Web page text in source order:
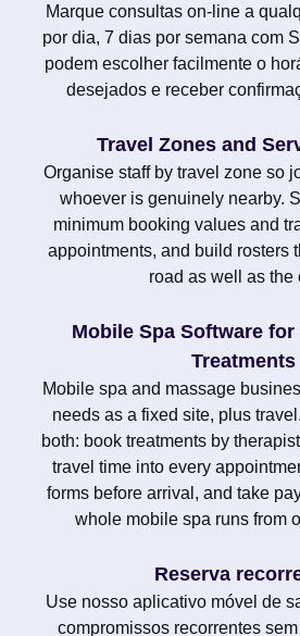
Marque consultas on-line a
por dia, 7 dias por semana com
podem escolher facilmente o
desejados e receber
Travel Zones and
Organise staff by travel zone so
whoever is genuinely nearby.
minimum booking values and
appointments, and build rosters
road as well as the
Mobile Spa Software
Treatments
Mobile spa and massage
needs as a fixed site, plus
both: book treatments by
travel time into every
forms before arrival, and take
whole mobile spa runs from
Reserva
Use nosso aplicativo móvel de
compromissos recorrentes